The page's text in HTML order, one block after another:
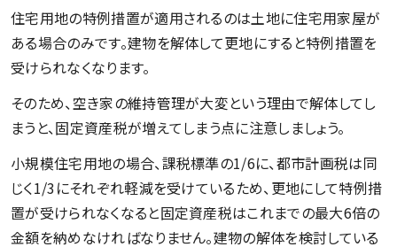
住宅用地の特例措置が適用されるのは土地に住宅用家屋が
ある場合のみです。建物を解体して更地にすると特例措置を
受けられなくなります。
そのため、空き家の維持管理が大変という理由で解体してし
まうと、固定資産税が増えてしまう点に注意しましょう。
小規模住宅用地の場合、課税標準の1/6に、都市計画税は同
じく1/3にそれぞれ軽減を受けているため、更地にして特例措
置が受けられなくなると固定資産税はこれまでの最大6倍の
金額を納めなければなりません。建物の解体を検討している